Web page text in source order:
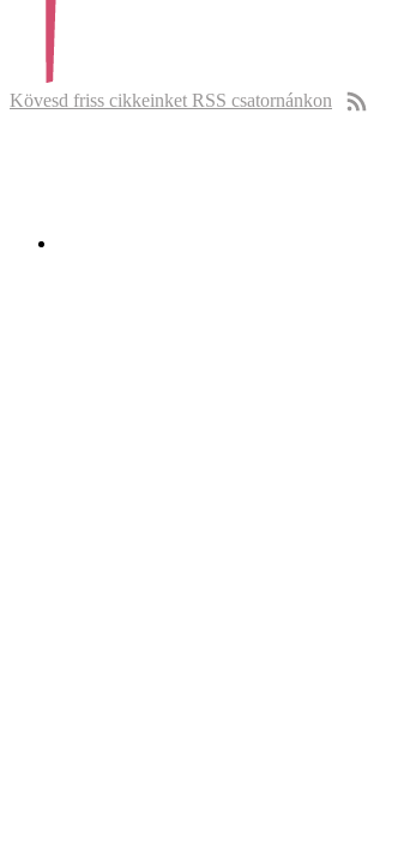
Kövesd friss cikkeinket RSS csatornánkon